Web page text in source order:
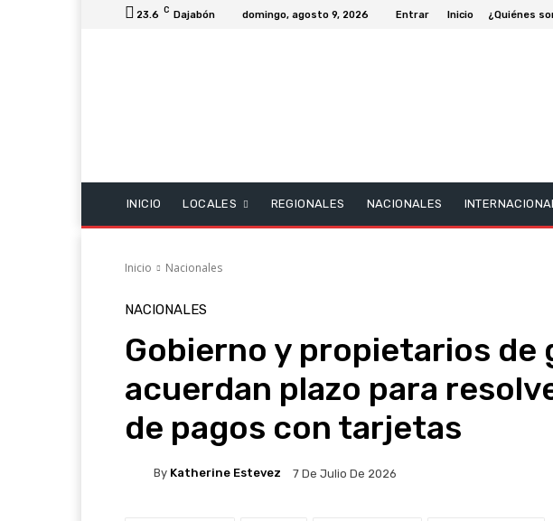
23.6 C Dajabón domingo, agosto 9, 2026 Entrar Inicio ¿Quiénes
INICIO LOCALES REGIONALES NACIONALES
Inicio Nacionales
NACIONALES
Gobierno y propietarios de
acuerdan plazo para
de pagos con tarjetas
By Katherine Estevez 7 De Julio De 2026